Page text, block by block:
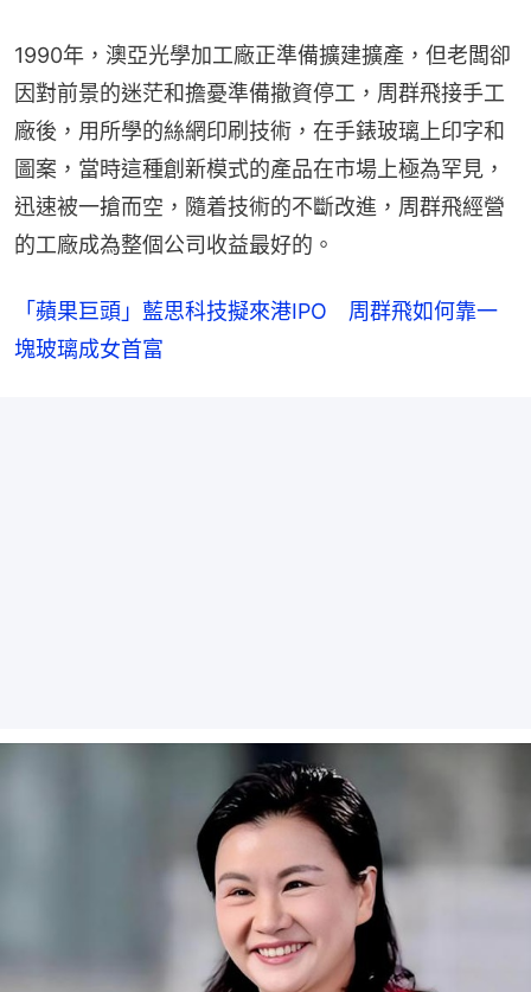
1990年，澳亞光學加工廠正準備擴建擴產，但老闆卻
因對前景的迷茫和擔憂準備撤資停工，周群飛接手工
廠後，用所學的絲網印刷技術，在手錶玻璃上印字和
圖案，當時這種創新模式的產品在市場上極為罕見，
迅速被一搶而空，隨着技術的不斷改進，周群飛經營
的工廠成為整個公司收益最好的。
「蘋果巨頭」藍思科技擬來港IPO　周群飛如何靠一
塊玻璃成女首富